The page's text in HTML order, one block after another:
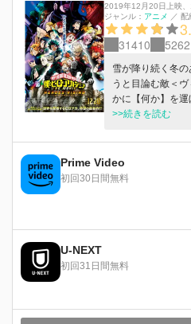
2019年12月20日上映
ジャンル： アニメ ／ 配
31410 5262
雪が降り続く冬
うと目論む敵＜
かに【何か】を運
事前にキャッチし
中、その【何か
た。「実験は、
て。 ちょうどそ
ー科1年A組の面
オールマイトの
プロジェクト”の
に位置する離島
た。ここしばらく
平和な島で、駐
を助けながら、
た時間を過ごす
>>続きを読む
Prime Video
初回30日間無料
U-NEXT
初回31日間無料